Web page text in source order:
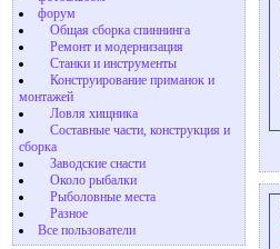
форум
Общая сборка спиннинга
Ремонт и модернизация
Станки и инструменты
Конструирование приманок и
монтажей
Ловля хищника
Cоставные части, конструкция и
сборка
Заводские снасти
Около рыбалки
Рыболовные места
Разное
Все пользователи